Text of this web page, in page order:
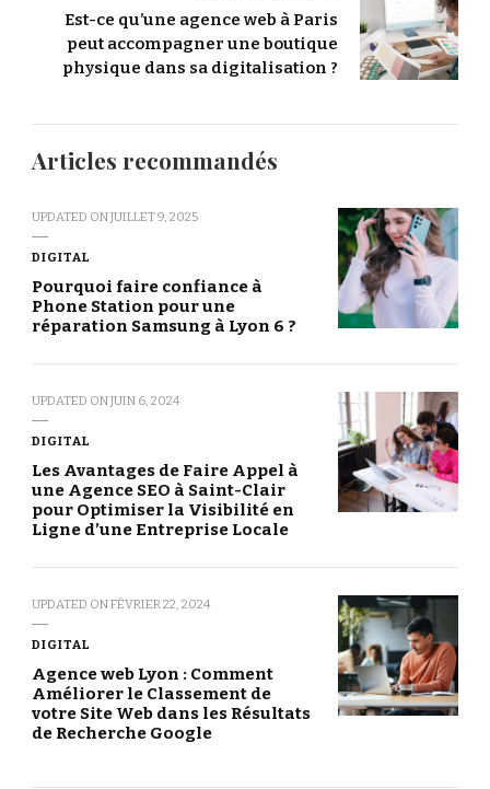
Est-ce qu’une agence web à Paris
peut accompagner une boutique
physique dans sa digitalisation ?
Articles recommandés
UPDATED ONJUILLET 9, 2025
DIGITAL
Pourquoi faire confiance à
Phone Station pour une
réparation Samsung à Lyon 6 ?
UPDATED ONJUIN 6, 2024
DIGITAL
Les Avantages de Faire Appel à
une Agence SEO à Saint-Clair
pour Optimiser la Visibilité en
Ligne d’une Entreprise Locale
UPDATED ONFÉVRIER 22, 2024
DIGITAL
Agence web Lyon : Comment
Améliorer le Classement de
votre Site Web dans les Résultats
de Recherche Google